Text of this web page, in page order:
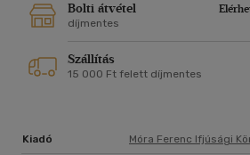
Bolti átvétel
díjmentes
Szállítás
15 000 Ft felett díjmentes
Kiadó Móra Ferenc Ifjúsági